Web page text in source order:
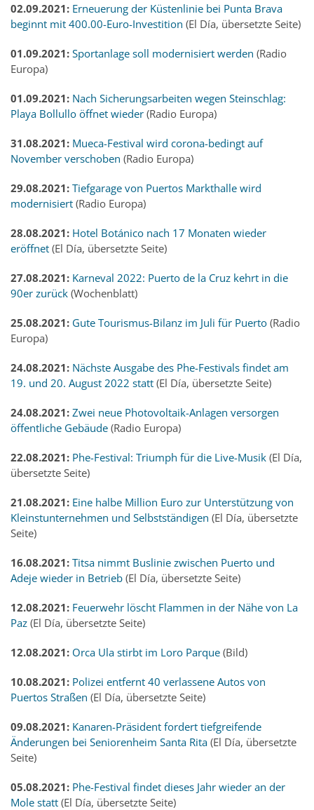
02.09.2021: Erneuerung der Küstenlinie bei Punta Brava
beginnt mit 400.00-Euro-Investition (El Día, übersetzte Seite)
01.09.2021: Sportanlage soll modernisiert werden (Radio
Europa)
01.09.2021: Nach Sicherungsarbeiten wegen Steinschlag:
Playa Bollullo öffnet wieder(Radio Europa)
31.08.2021: Mueca-Festival wird corona-bedingt auf
November verschoben (Radio Europa)
29.08.2021: Tiefgarage von Puertos Markthalle wird
modernisiert(Radio Europa)
28.08.2021: Hotel Botánico nach 17 Monaten wieder
eröffnet(El Día, übersetzte Seite)
27.08.2021: Karneval 2022: Puerto de la Cruz kehrt in die
90er zurück(Wochenblatt)
25.08.2021: Gute Tourismus-Bilanz im Juli für Puerto(Radio
Europa)
24.08.2021: Nächste Ausgabe des Phe-Festivals findet am
19. und 20. August 2022 statt(El Día, übersetzte Seite)
24.08.2021: Zwei neue Photovoltaik-Anlagen versorgen
öffentliche Gebäude(Radio Europa)
22.08.2021: Phe-Festival: Triumph für die Live-Musik(El Día,
übersetzte Seite)
21.08.2021: Eine halbe Million Euro zur Unterstützung von
Kleinstunternehmen und Selbstständigen (El Día, übersetzte
Seite)
16.08.2021: Titsa nimmt Buslinie zwischen Puerto und
Adeje wieder in Betrieb(El Día, übersetzte Seite)
12.08.2021: Feuerwehr löscht Flammen in der Nähe von La
Paz(El Día, übersetzte Seite)
12.08.2021: Orca Ula stirbt im Loro Parque (Bild)
10.08.2021: Polizei entfernt 40 verlassene Autos von
Puertos Straßen (El Día, übersetzte Seite)
09.08.2021: Kanaren-Präsident fordert tiefgreifende
Änderungen bei Seniorenheim Santa Rita(El Día, übersetzte
Seite)
05.08.2021: Phe-Festival findet dieses Jahr wieder an der
Mole statt(El Día, übersetzte Seite)